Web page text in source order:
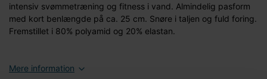
intensiv svømmetræning og fitness i vand. Almindelig pasform
med kort benlængde på ca. 25 cm. Snøre i taljen og fuld foring.
Fremstillet i 80% polyamid og 20% elastan.
Mere information